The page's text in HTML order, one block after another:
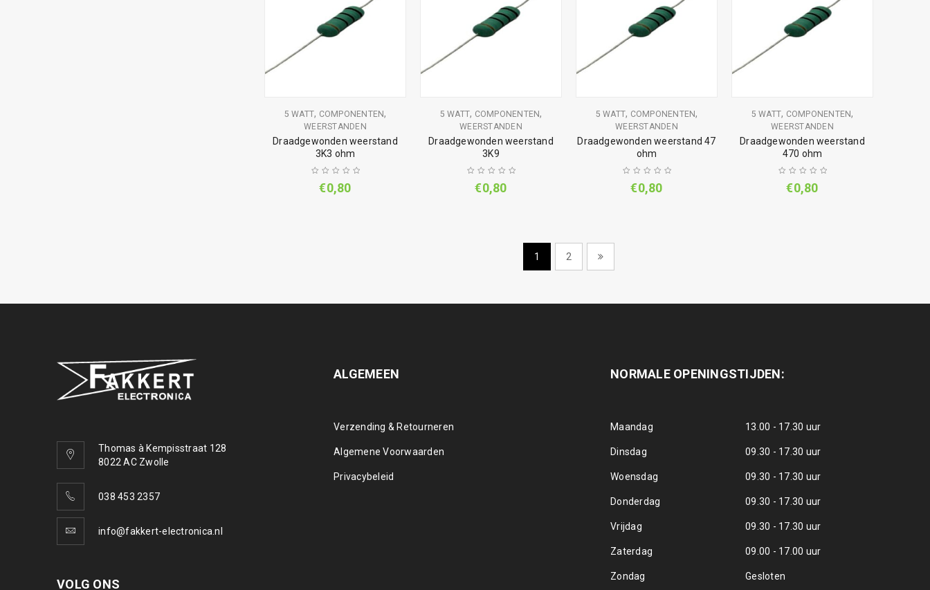
5 WATT, COMPONENTEN,
WEERSTANDEN
Draadgewonden weerstand
3K3 ohm
€0,80
5 WATT, COMPONENTEN,
WEERSTANDEN
Draadgewonden weerstand
3K9
€0,80
5 WATT, COMPONENTEN,
WEERSTANDEN
Draadgewonden weerstand 47
ohm
€0,80
5 WATT, COMPONENTEN,
WEERSTANDEN
Draadgewonden weerstand
470 ohm
€0,80
1 2
Thomas à Kempisstraat 128
8022 AC Zwolle
038 453 2357
info@fakkert-electronica.nl
VOLG ONS
ALGEMEEN
Verzending & Retourneren
Algemene Voorwaarden
Privacybeleid
NORMALE OPENINGSTIJDEN:
Maandag 13.00 - 17.30 uur
Dinsdag 09.30 - 17.30 uur
Woensdag 09.30 - 17.30 uur
Donderdag 09.30 - 17.30 uur
Vrijdag 09.30 - 17.30 uur
Zaterdag 09.00 - 17.00 uur
Zondag Gesloten